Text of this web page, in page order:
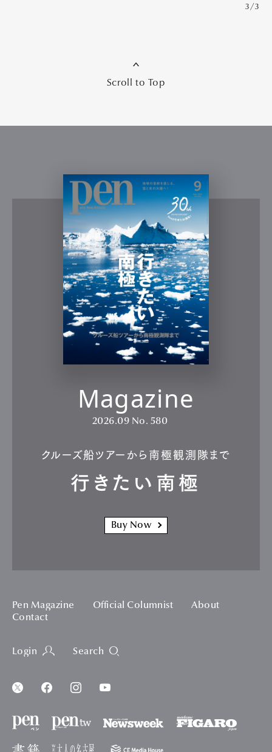
3/3
Scroll to Top
Magazine
2026.09 No. 580
クルーズ船ツアーから南極観測隊まで
行きたい南極
Buy Now
Pen Magazine Official Columnist
About
Contact
Login Search